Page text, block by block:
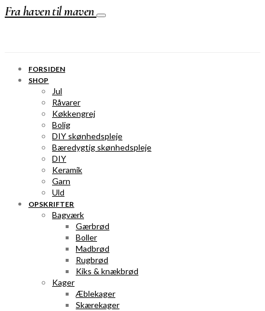
Fra haven til maven
FORSIDEN
SHOP
Jul
Råvarer
Køkkengrej
Bolig
DIY skønhedspleje
Bæredygtig skønhedspleje
DIY
Keramik
Garn
Uld
OPSKRIFTER
Bagværk
Gærbrød
Boller
Madbrød
Rugbrød
Kiks & knækbrød
Kager
Æblekager
Skærekager